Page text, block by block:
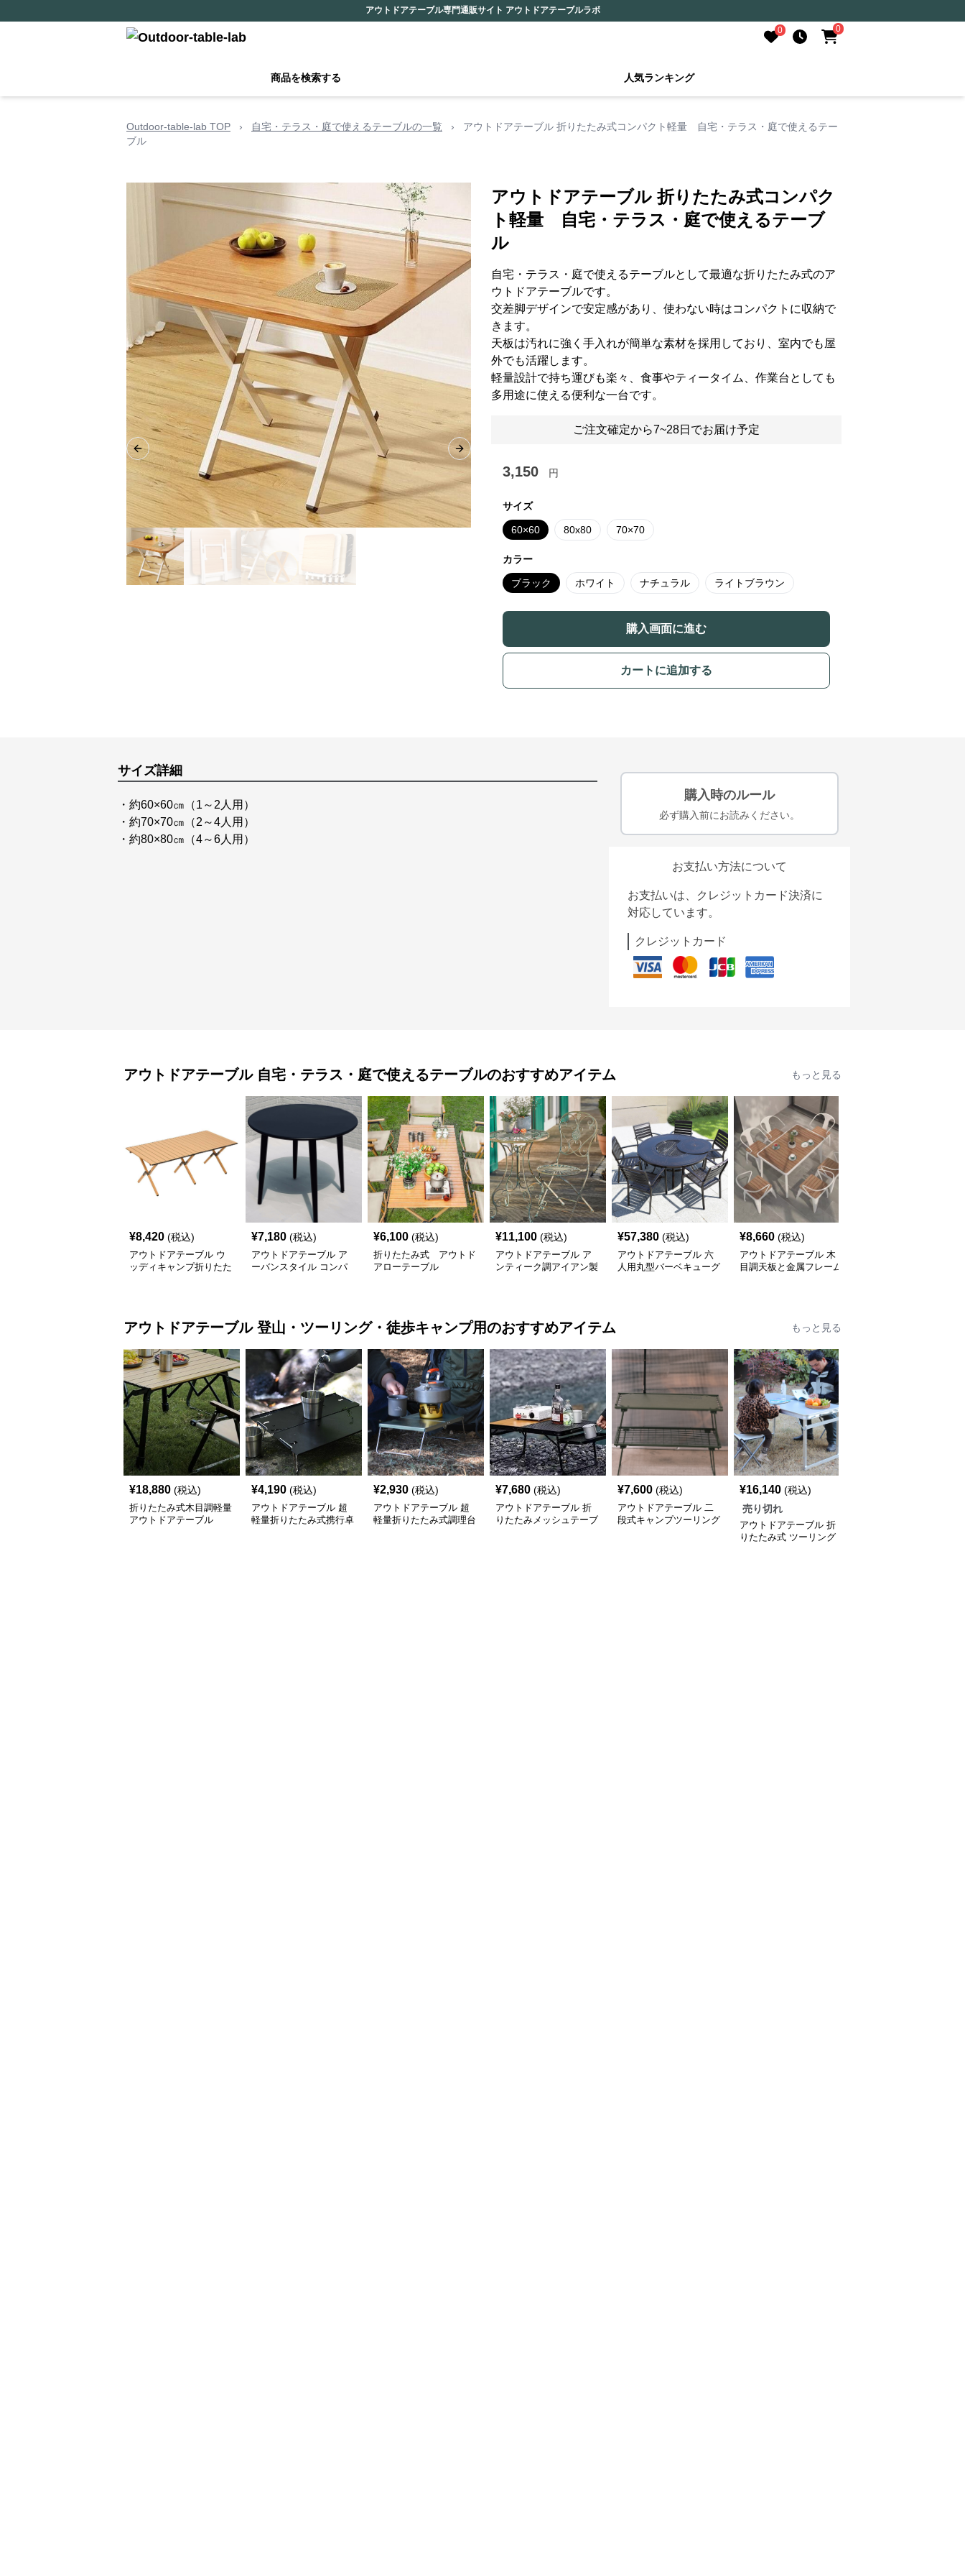
アウトドアテーブル専門通販サイト アウトドアテーブルラボ
0
0
商品を検索する 人気ランキング
Outdoor-table-lab TOP › 自宅・テラス・庭で使えるテーブルの一覧 ›
アウトドアテーブル 折りたたみ式コンパクト軽量 自宅・テラス・庭で使えるテー
ブル
Previous slide Next slide
アウトドアテーブル 折りたたみ式コンパク
ト軽量 自宅・テラス・庭で使えるテーブ
ル
自宅・テラス・庭で使えるテーブルとして最適な折りたたみ式のア
ウトドアテーブルです。
交差脚デザインで安定感があり、使わない時はコンパクトに収納で
きます。
天板は汚れに強く手入れが簡単な素材を採用しており、室内でも屋
外でも活躍します。
軽量設計で持ち運びも楽々、食事やティータイム、作業台としても
多用途に使える便利な一台です。
ご注文確定から7~28日でお届け予定
3,150 円
サイズ
60×60 80x80 70×70
カラー
ブラック ホワイト ナチュラル ライトブラウン
購入画面に進む
カートに追加する
サイズ詳細
・約60×60㎝（1～2人用）
・約70×70㎝（2～4人用）
・約80×80㎝（4～6人用）
購入時のルール
必ず購入前にお読みください。
お支払い方法について
お支払いは、クレジットカード決済に
対応しています。
クレジットカード
アウトドアテーブル 自宅・テラス・庭で使えるテーブルのおすすめアイテム もっと見る
¥8,420 (税込)
アウトドアテーブル ウ
ッディキャンプ折りたた
¥7,180 (税込)
アウトドアテーブル ア
ーバンスタイル コンパ
¥6,100 (税込)
折りたたみ式 アウトド
アローテーブル
¥11,100 (税込)
アウトドアテーブル ア
ンティーク調アイアン製
¥57,380 (税込)
アウトドアテーブル 六
人用丸型バーベキューグ
¥8,660 (税込)
アウトドアテーブル 木
目調天板と金属フレーム
アウトドアテーブル 登山・ツーリング・徒歩キャンプ用のおすすめアイテム もっと見る
¥18,880 (税込)
折りたたみ式木目調軽量
アウトドアテーブル
¥4,190 (税込)
アウトドアテーブル 超
軽量折りたたみ式携行卓
¥2,930 (税込)
アウトドアテーブル 超
軽量折りたたみ式調理台
¥7,680 (税込)
アウトドアテーブル 折
りたたみメッシュテーブ
¥7,600 (税込)
アウトドアテーブル 二
段式キャンプツーリング
¥16,140 (税込)
売り切れ
アウトドアテーブル 折
りたたみ式 ツーリング